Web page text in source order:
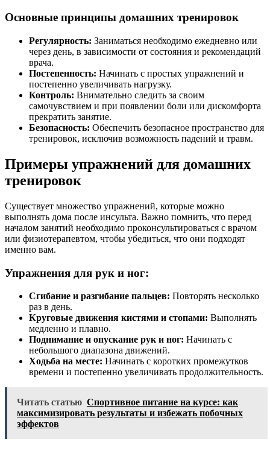
Основные принципы домашних тренировок
Регулярность: Заниматься необходимо ежедневно или
через день, в зависимости от состояния и рекомендаций
врача.
Постепенность: Начинать с простых упражнений и
постепенно увеличивать нагрузку.
Контроль: Внимательно следить за своим
самочувствием и при появлении боли или дискомфорта
прекратить занятие.
Безопасность: Обеспечить безопасное пространство для
тренировок, исключив возможность падений и травм.
Примеры упражнений для домашних
тренировок
Существует множество упражнений, которые можно
выполнять дома после инсульта. Важно помнить, что перед
началом занятий необходимо проконсультироваться с врачом
или физиотерапевтом, чтобы убедиться, что они подходят
именно вам.
Упражнения для рук и ног:
Сгибание и разгибание пальцев: Повторять несколько
раз в день.
Круговые движения кистями и стопами: Выполнять
медленно и плавно.
Поднимание и опускание рук и ног: Начинать с
небольшого диапазона движений.
Ходьба на месте: Начинать с коротких промежутков
времени и постепенно увеличивать продолжительность.
Читать статью Спортивное питание на курсе: как
максимизировать результаты и избежать побочных
эффектов